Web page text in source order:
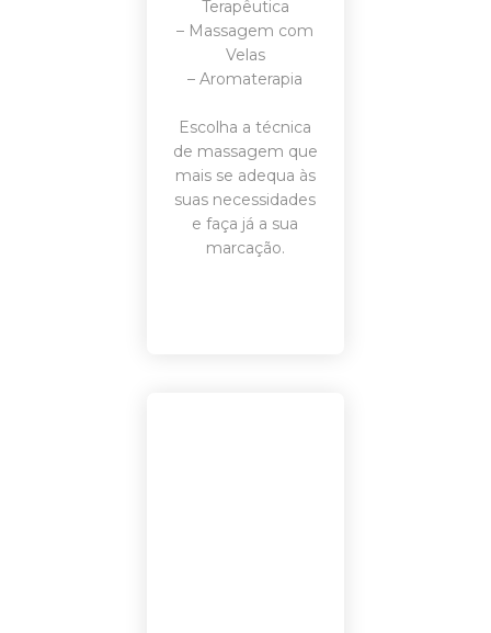
Terapêutica
– Massagem com
Velas
– Aromaterapia
Escolha a técnica
de massagem que
mais se adequa às
suas necessidades
e faça já a sua
marcação.